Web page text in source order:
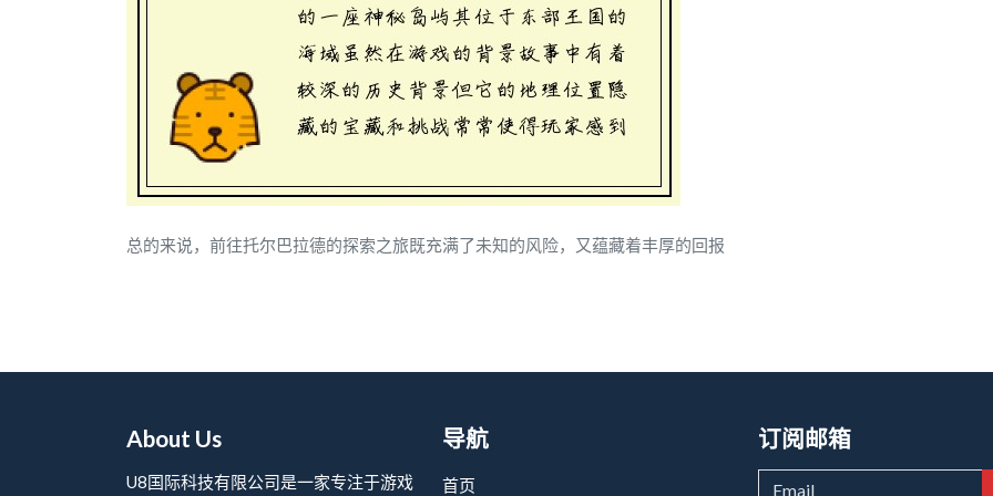
总的来说，前往托尔巴拉德的探索之旅既充满了未知的风险，又蕴藏着丰厚的回报
About Us
U8国际科技有限公司是一家专注于游戏
导航
首页
订阅邮箱